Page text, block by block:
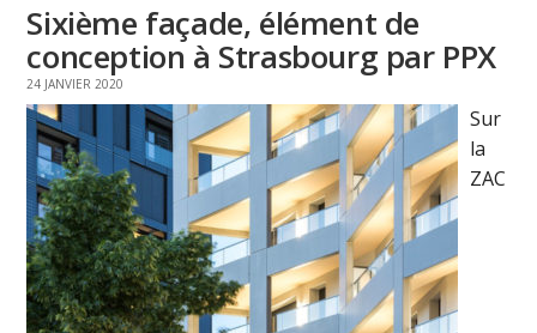
Sixième façade, élément de
conception à Strasbourg par PPX
24 JANVIER 2020
Sur
la
ZAC